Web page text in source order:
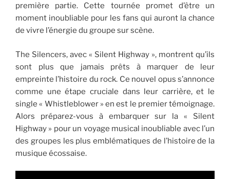
première partie. Cette tournée promet d’être un
moment inoubliable pour les fans qui auront la chance
de vivre l’énergie du groupe sur scène.
The Silencers, avec « Silent Highway », montrent qu’ils
sont plus que jamais prêts à marquer de leur
empreinte l’histoire du rock. Ce nouvel opus s’annonce
comme une étape cruciale dans leur carrière, et le
single « Whistleblower » en est le premier témoignage.
Alors préparez-vous à embarquer sur la « Silent
Highway » pour un voyage musical inoubliable avec l’un
des groupes les plus emblématiques de l’histoire de la
musique écossaise.